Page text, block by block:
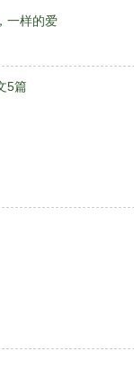
一样的爱
5篇